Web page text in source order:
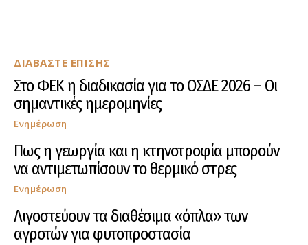
ΔΙΑΒΑΣΤΕ ΕΠΙΣΗΣ
Στο ΦΕΚ η διαδικασία για το ΟΣΔΕ 2026 – Οι
σημαντικές ημερομηνίες
Ενημέρωση
Πως η γεωργία και η κτηνοτροφία μπορούν
να αντιμετωπίσουν το θερμικό στρες
Ενημέρωση
Λιγοστεύουν τα διαθέσιμα «όπλα» των
αγροτών για φυτοπροστασία